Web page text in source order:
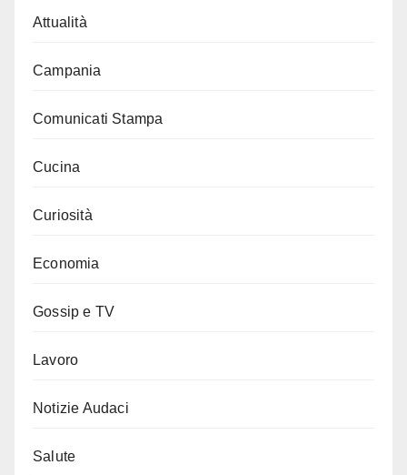
Attualità
Campania
Comunicati Stampa
Cucina
Curiosità
Economia
Gossip e TV
Lavoro
Notizie Audaci
Salute